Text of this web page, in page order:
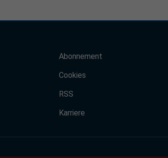
Abonnement
Cookies
RSS
Karriere